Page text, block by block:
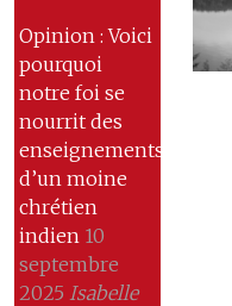
Opinion : Voici
pourquoi
notre foi se
nourrit des
enseignements
d’un moine
chrétien
indien 10
septembre
2025 Isabelle